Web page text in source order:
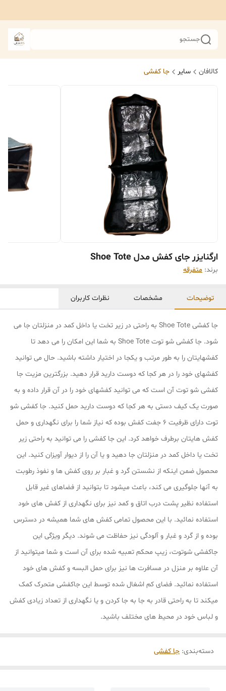
جستجو
کالافان سایر جا کفشی
ارگنایزر جای کفش مدل Shoe Tote
برند: متفرقه
توضیحات مشخصات نظرات کاربران
جا کفشی Shoe Tote به راحتی در زیر تخت یا داخل کمد در منزلتان جا می
شود. جا کفشی شو توت Shoe Tote به شما این امکان را می دهد تا
کفشهایتان را به طور مرتب و یکجا در اختیار داشته باشید. حال می توانید
کفشهای خود را در هر کجا که دوست دارید قرار دهید. بزرگترین مزیت جا
کفشی شو توت آن است که می توانید کفشهای خود را در آن قرار داده و به
صورت یک کیف دستی به هر کجا که دوست دارید حمل کنید. جا کفشی شو
توت دارای ظرفیت ۶ جفت کفش بوده که نیاز شما را برای نگهداری و حمل
کفش هایتان برطرف خواهد کرد. این جا کفشی را می توانید به راحتی زیر
تخت یا داخل کمد در منزلتان جا دهید و یا آن را از دیوار آویزان کنید. این
محصول ضمن اینکه از نشستن گرد و غبار بر روی کفش ها و نفوذ رطوبت
به آنها جلوگیری می کند، باعث میشود تا بتوانید از فضاهای غیر قابل
استفاده نظیر پشت درب اتاق و کمد نیز برای نگهداری از کفش های خود
استفاده نمائید. با این محصول تمامی کفش های شما همیشه در دسترس
بوده و از گرد و غبار و آلودگی نیز حفاظت می شوند. دیگر ویژگی این
جاکفشی شوتوت، زیپ محکم تعبیه شده برای آن است و شما میتوانید از
آن علاوه بر منزل در مسافرت ها نیز برای حمل البسه و کفش های خود
استفاده نمائید. فضای کم اشغال شده توسط این جاکفشی متحرک کمک
میکند تا به راحتی قادر به جا به جا کردن و یا نگهداری از تعداد زیادی کفش
و لباس خود در محیط های مختلف باشید.
دسته‌بندی: جا کفشی